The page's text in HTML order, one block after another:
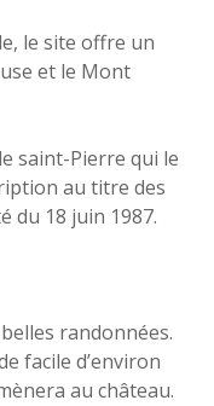
le site offre un
et le Mont
saint-Pierre qui le
au titre des
du 18 juin 1987.
randonnées.
facile d’environ
au château.